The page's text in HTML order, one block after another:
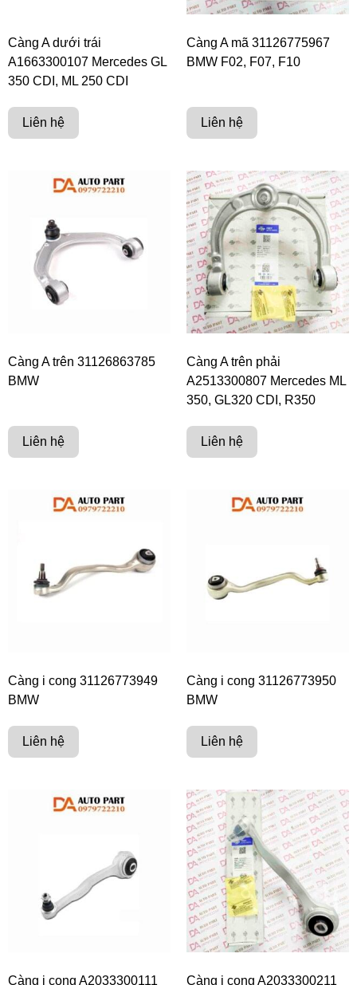
Càng A dưới trái
A1663300107 Mercedes GL
350 CDI, ML 250 CDI
Liên hệ
Càng A mã 31126775967
BMW F02, F07, F10
Liên hệ
Càng A trên 31126863785
BMW
Liên hệ
Càng A trên phải
A2513300807 Mercedes ML
350, GL320 CDI, R350
Liên hệ
Càng i cong 31126773949
BMW
Liên hệ
Càng i cong 31126773950
BMW
Liên hệ
Càng i cong A2033300111 Càng i cong A2033300211